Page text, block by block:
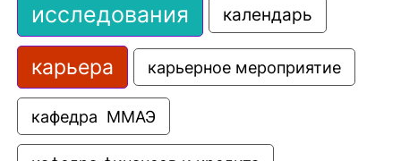
исследования календарь
карьера карьерное мероприятие
кафедра  ММАЭ